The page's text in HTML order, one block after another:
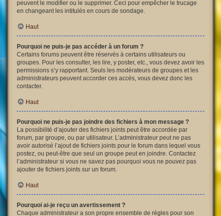
peuvent le modifier ou le supprimer. Ceci pour empêcher le trucage
en changeant les intitulés en cours de sondage.
Haut
Pourquoi ne puis-je pas accéder à un forum ?
Certains forums peuvent être réservés à certains utilisateurs ou
groupes. Pour les consulter, les lire, y poster, etc., vous devez avoir les
permissions s’y rapportant. Seuls les modérateurs de groupes et les
administrateurs peuvent accorder ces accès, vous devez donc les
contacter.
Haut
Pourquoi ne puis-je pas joindre des fichiers à mon message ?
La possibilité d’ajouter des fichiers joints peut être accordée par
forum, par groupe, ou par utilisateur. L’administrateur peut ne pas
avoir autorisé l’ajout de fichiers joints pour le forum dans lequel vous
postez, ou peut-être que seul un groupe peut en joindre. Contactez
l’administrateur si vous ne savez pas pourquoi vous ne pouvez pas
ajouter de fichiers joints sur un forum.
Haut
Pourquoi ai-je reçu un avertissement ?
Chaque administrateur a son propre ensemble de règles pour son